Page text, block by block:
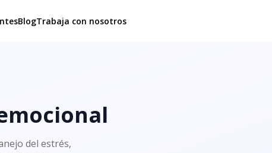
BlogTrabaja con nosotros
del estrés,